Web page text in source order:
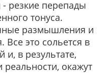
- резкие перепады
тонуса.
размышления и
Все это сольется в
в результате,
реальности, окажут